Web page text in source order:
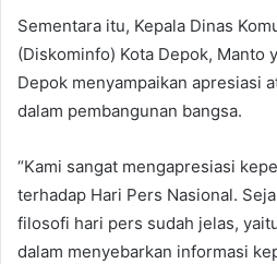
Sementara itu, Kepala Dinas
(Diskominfo) Kota Depok, Manto
Depok menyampaikan apresiasi
dalam pembangunan bangsa.
“Kami sangat mengapresiasi
terhadap Hari Pers Nasional.
filosofi hari pers sudah jelas,
dalam menyebarkan informasi